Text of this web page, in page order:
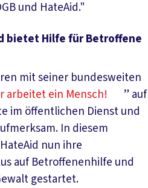
und HateAid."
bietet Hilfe für Betroffene
mit seiner bundesweiten
arbeitet ein Mensch!
” auf
im öffentlichen Dienst und
In diesem
nun ihre
auf Betroffenenhilfe und
gestartet.